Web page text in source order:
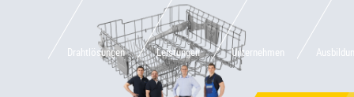
Drahtlösungen Leistungen Unternehmen